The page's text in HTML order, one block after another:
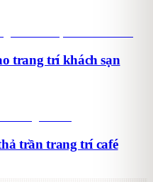
trang trí khách sạn
trần trang trí café